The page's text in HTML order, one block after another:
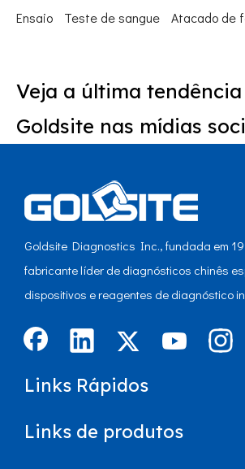
Ensaio
Teste de sangue Atacado de
Veja a última
Goldsite nas mídias
Goldsite Diagnostics Inc., fundada em
fabricante líder de diagnósticos chinês
dispositivos e reagentes de diagnóstico
Links Rápidos
Links de produtos